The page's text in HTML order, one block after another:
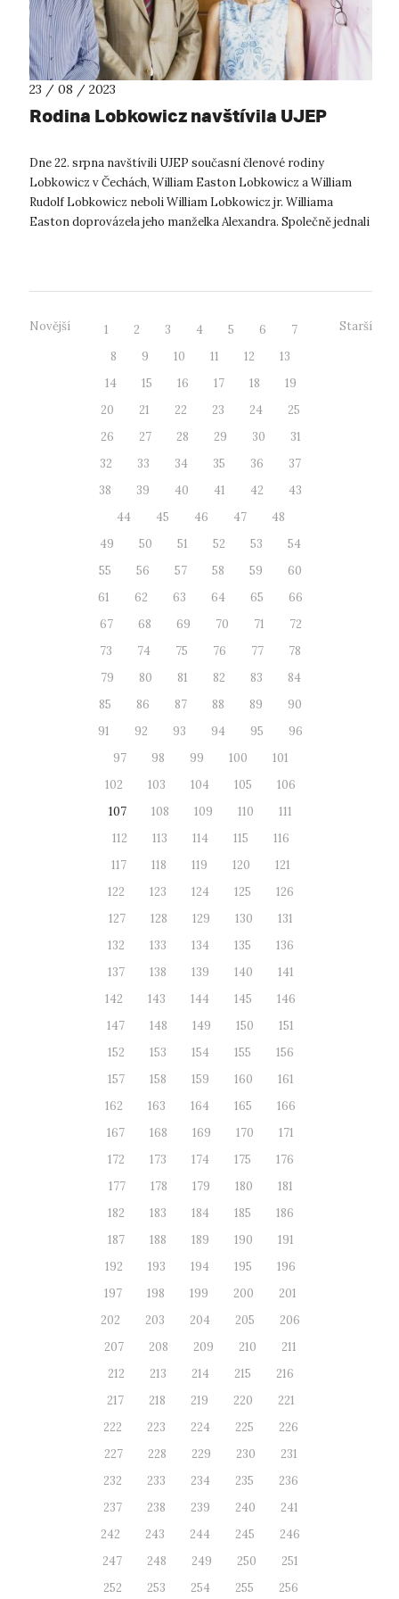
23 / 08 / 2023
Rodina Lobkowicz navštívila UJEP
Dne 22. srpna navštívili UJEP současní členové rodiny
Lobkowicz v Čechách, William Easton Lobkowicz a William
Rudolf Lobkowicz neboli William Lobkowicz jr. Williama
Easton doprovázela jeho manželka Alexandra. Společně jednali
Novější 1 2 3 4 5 6
7
8
9 10 11 12
13
14
15 16 17 18
19
20
21 22 23 24
25
26
27 28 29 30
31
32
33 34 35 36
37
38
39 40 41 42
43
44
45 46 47
48
49
50 51 52 53
54
55
56 57 58 59
60
61
62 63 64 65
66
67
68 69 70 71
72
73
74 75 76 77
78
79
80 81 82 83
84
85
86 87 88 89
90
91
92 93 94 95
96
97
98 99 100
101
102
103 104 105
106
107
108 109 110
111
112
113 114 115
116
117
118 119 120
121
122
123 124 125
126
127
128 129 130
131
132
133 134 135
136
137
138 139 140
141
142
143 144 145
146
147
148 149 150
151
152
153 154 155
156
157
158 159 160
161
162
163 164 165
166
167
168 169 170
171
172
173 174 175
176
177
178 179 180
181
182
183 184 185
186
187
188 189 190
191
192
193 194 195
196
197
198 199 200
201
202
203 204 205
206
207
208 209 210
211
212
213 214 215
216
217
218 219 220
221
222
223 224 225
226
227
228 229 230
231
232
233 234 235
236
237
238 239 240
241
242
243 244 245
246
247
248 249 250
251
252
253 254 255
256
Starší